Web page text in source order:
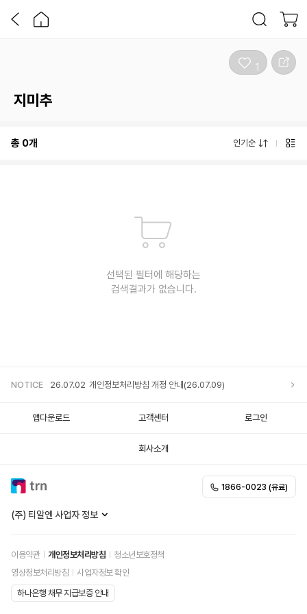
지미추
1
총 0개 인기순
선택된 필터에 해당하는
검색결과가 없습니다.
NOTICE 26.07.02 개인정보처리방침 개정 안내(26.07.09)
앱다운로드 고객센터 로그인
회사소개
(주) 티알엔 사업자 정보
이용약관 개인정보처리방침
청소년보호정책
영상정보처리방침
사업자정보 확인
하나은행 채무 지급보증 안내
1866-0023 (유료)